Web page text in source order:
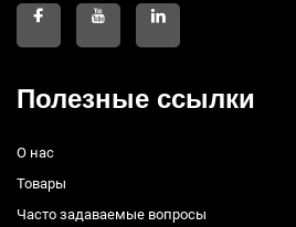
Полезные ссылки
О нас
Товары
Часто задаваемые вопросы